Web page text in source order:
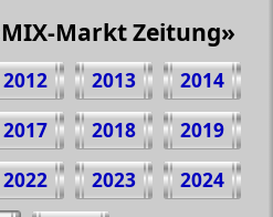
Markt Zeitung»
2012 2013
2014
2017 2018
2019
2022 2023
2024
газеты "MIX-Markt